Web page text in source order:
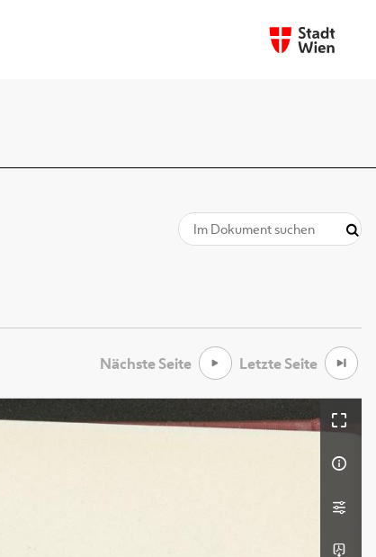
Nächste Seite Letzte Seite